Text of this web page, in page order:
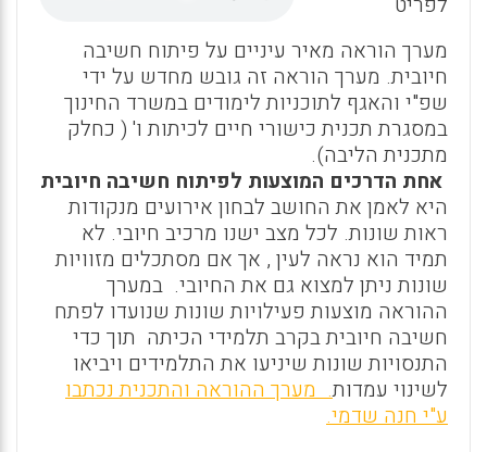
k
מערך הוראה מאיר עיניים על פיתוח חשיבה
חיובית. מערך הוראה זה גובש מחדש על ידי
שפ"י והאגף לתוכניות לימודים במשרד החינוך
במסגרת תכנית כישורי חיים לכיתות ו' ( כחלק
מתכנית הליבה).
אחת הדרכים המוצעות לפיתוח חשיבה חיובית
היא לאמן את החושב לבחון אירועים מנקודות
ראות שונות. לכל מצב ישנו מרכיב חיובי. לא
תמיד הוא נראה לעין , אך אם מסתכלים מזוויות
שונות ניתן למצוא גם את החיובי. במערך
ההוראה מוצעות פעילויות שונות שנועדו לפתח
חשיבה חיובית בקרב תלמידי הכיתה תוך כדי
התנסויות שונות שיניעו את התלמידים ויביאו
לשינוי עמדות. מערך ההוראה והתכנית נכתבו
ע"י חנה שדמי.